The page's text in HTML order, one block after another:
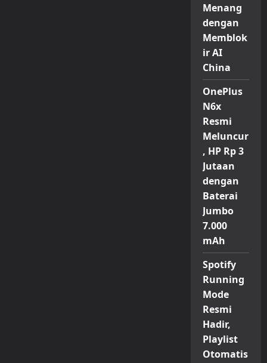
Menang
dengan
Memblok
ir AI
China
OnePlus
N6x
Resmi
Meluncur
, HP Rp 3
Jutaan
dengan
Baterai
Jumbo
7.000
mAh
Spotify
Running
Mode
Resmi
Hadir,
Playlist
Otomatis